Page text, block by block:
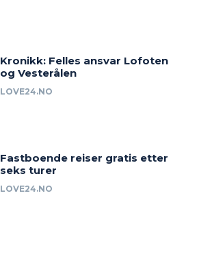
Kronikk: Felles ansvar Lofoten
og Vesterålen
LOVE24.NO
Fastboende reiser gratis etter
seks turer
LOVE24.NO